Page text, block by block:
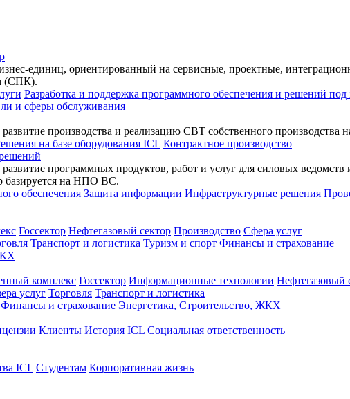
единиц, ориентированный на сервисные, проектные,
(СПК).
Разработка и поддержка программного обеспечения и решений под
и сферы обслуживания
производства и реализацию СВТ собственного производства
на базе оборудования ICL Контрактное производство
программных продуктов, работ и услуг для силовых
базируется на НПО ВС.
обеспечения Защита информации Инфраструктурные решения
Госсектор Нефтегазовый сектор Производство Сфера услуг
Транспорт и логистика Туризм и спорт Финансы и страхование
комплекс Госсектор Информационные технологии Нефтегазовый
услуг Торговля Транспорт и логистика
Финансы и страхование Энергетика, Строительство, ЖКХ
Клиенты История ICL Социальная ответственность
ICL Студентам Корпоративная жизнь